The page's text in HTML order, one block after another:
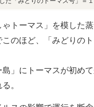
トーマス」を模した
のほど、「みどりの
」にトーマスが初め
。